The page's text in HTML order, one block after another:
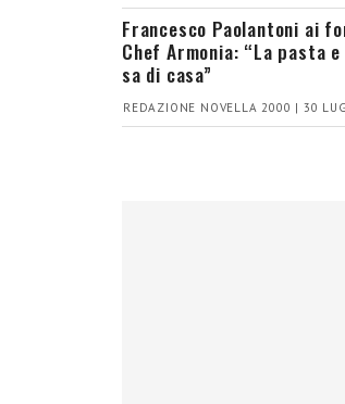
Francesco Paolantoni ai
Chef Armonia: “La pasta
sa di casa”
REDAZIONE NOVELLA 2000 | 30